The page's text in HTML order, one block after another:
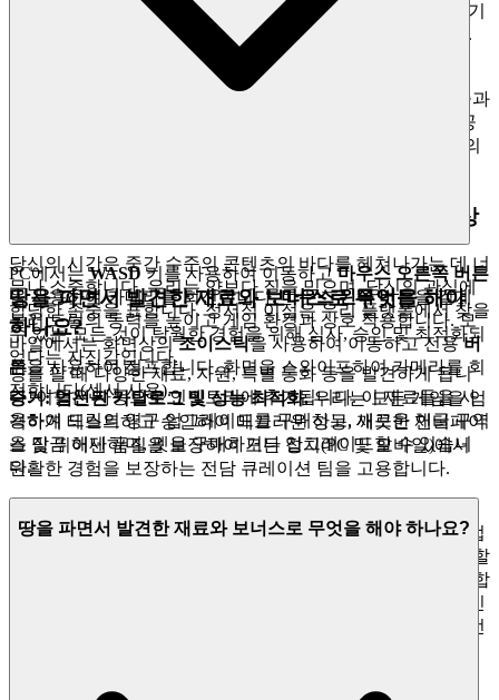
을 준수하도록 지속적으로 모니터링됩니다. 우리는 안전한 기
반을 구축하므로 당신은 당신의 유산을 구축할 수 있습니다.
펫을 수집하고, 도구를 업그레이드하고,
순위에서 다른 플레이어에게 도전하여 기술과
헌신의 진정한 시험임을 알 수 있습니다. 우리는 안전하고 공
정한 놀이터를 구축하므로 당신은 드릴을 마스터하고 궁극의
4. 플레이어에 대한 존중: 엄선된, 품질 우선의 세상
당신의 시간은 중간 수준의 콘텐츠의 바다를 헤쳐나가는 데 너
무나 소중합니다. 우리는 양보다 질을 믿으며, 당신의 관심에
합당한 존중을 표합니다. 정서적 이점은 우리 플랫폼에서 찾을
수 있는 모든 것이 탁월한 경험을 위해 심사, 승인 및 최적화되
었다는 자신감입니다.
증거: 엄선된 카탈로그 및 성능 최적화.우리는 모든 게임을 엄
격하게 테스트하고 승인하여 매끄러운 성능, 깨끗한 인터페이
스 및 뛰어난 품질을 보장하여 모든 장치(PC 및 모바일)에서
원활한 경험을 보장하는 전담 큐레이션 팀을 고용합니다.
을 찾을 수 없습니다. 우리는 Obby: The Hole Digger가 발견, 업
그레이드, 도전의 매력적인 루프를 통해 당신의 시간을 투자할
가치가 있는 탁월한 게임이라고 믿기 때문에 이 게임을 소개합
니다. 이것이 우리의 큐레이션 약속입니다. 더 적은 소음, 당신
이 마땅히 받아야 할 더 많은 품질, 당신의 화면에 완벽하게 전
PC에서는WASD 키를 사용하여 이동하고마우스 오른쪽 버튼
을 사용하여 카메라를 회전합니다.마우스 왼쪽 버튼을 길게
눌러 드릴의 동력을 높이고 게임 환경과 상호 작용합니다. 모
바일에서는 화면상의조이스틱을 사용하여 이동하고 전용버
튼을 사용하여 점프합니다. 화면을 스와이프하여 카메라를 회
전합니다(센서 사용).
땅을 파면서 발견한 재료와 보너스로 무엇을 해야
하나요?
땅을 팔 때 다양한 재료, 자원, 특별 통화 등을 발견하게 됩니
다. 이들은 자동으로 인벤토리에 추가됩니다. 이 재료들을 사
용하여 드릴의 영구 업그레이드를 구매하고, 새로운 채굴 구역
을 잠금 해제하며, 펫을 구매하거나 업그레이드할 수 있습니
다.
땅을 파면서 발견한 재료와 보너스로 무엇을 해야 하나요?